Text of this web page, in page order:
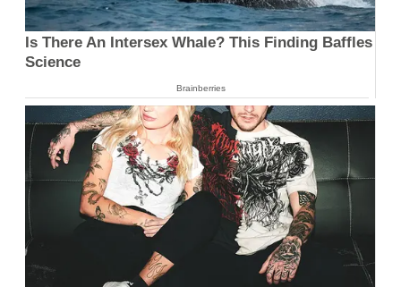
Is There An Intersex Whale? This Finding Baffles
Science
Brainberries